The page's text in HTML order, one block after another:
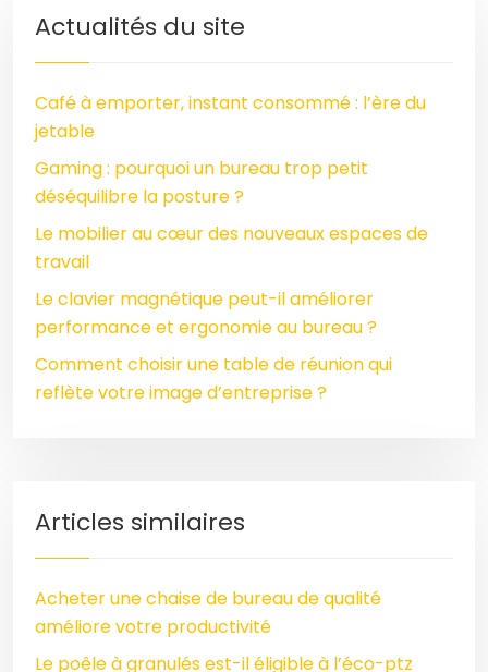
Actualités du site
Café à emporter, instant consommé : l’ère du
jetable
Gaming : pourquoi un bureau trop petit
déséquilibre la posture ?
Le mobilier au cœur des nouveaux espaces de
travail
Le clavier magnétique peut-il améliorer
performance et ergonomie au bureau ?
Comment choisir une table de réunion qui
reflète votre image d’entreprise ?
Articles similaires
Acheter une chaise de bureau de qualité
améliore votre productivité
Le poêle à granulés est-il éligible à l’éco-ptz